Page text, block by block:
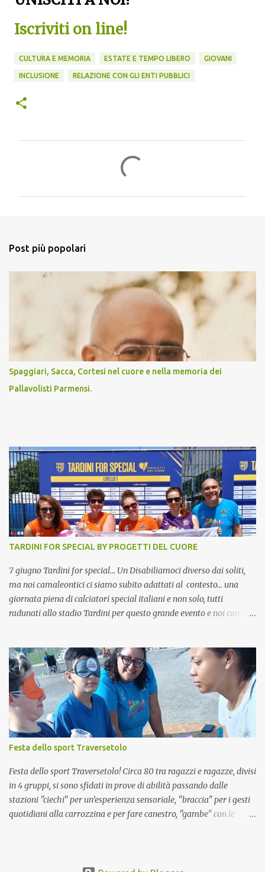
Iscriviti on line!
CULTURA E MEMORIA ESTATE E TEMPO LIBERO GIOVANI
INCLUSIONE RELAZIONE CON GLI ENTI PUBBLICI
Post più popolari
Spaggiari, Sacca, Cortesi nel cuore e nella memoria dei
Pallavolisti Parmensi.
TARDINI FOR SPECIAL BY PROGETTI DEL CUORE
7 giugno Tardini for special… Un Disabiliamoci diverso dai soliti,
ma noi camaleontici ci siamo subito adattati al contesto… una
giornata piena di calciatori special italiani e non solo, tutti
radunati allo stadio Tardini per questo grande evento e noi con il
senza distinzioni di nessun tipo, permette a tutti di provare ad
essere campioni!! Le nostre attività arrivano li dove devono
arrivare in pochi minuti di pratica. Bella opportunità che non
potevamo perdere!
Festa dello sport Traversetolo
Festa dello sport Traversetolo! Circa 80 tra ragazzi e ragazze, divisi
in 4 gruppi, si sono sfidati in prove di abilità passando dalle
stazioni "ciechi" per un’esperienza sensoriale, "braccia" per i gesti
quotidiani alla carrozzina e per fare canestro, "gambe" con le